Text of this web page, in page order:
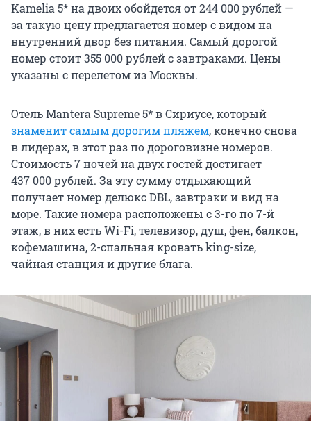
Kamelia 5* на двоих обойдется от244 000 рублей —
за такую цену предлагается номер с видом на
внутренний двор без питания. Самый дорогой
номер стоит 355 000 рублей с завтраками. Цены
указаны с перелетом из Москвы.
Отель Mantera Supreme 5* в Сириусе, который
знаменит самым дорогим пляжем, конечно снова
в лидерах, в этот раз по дороговизне номеров.
Стоимость 7 ночей на двух гостей достигает
437 000 рублей. За эту сумму отдыхающий
получает номер делюкс DBL, завтраки и вид на
море. Такие номера расположены с 3-го по 7-й
этаж, в них есть Wi-Fi, телевизор, душ, фен, балкон,
кофемашина, 2-спальная кровать king-size,
чайная станция и другие блага.